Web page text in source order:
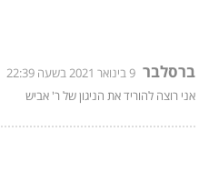
ברסלבר 9 בינואר 2021 בשעה 22:39
אני רוצה להוריד את הניגון של ר' אביש